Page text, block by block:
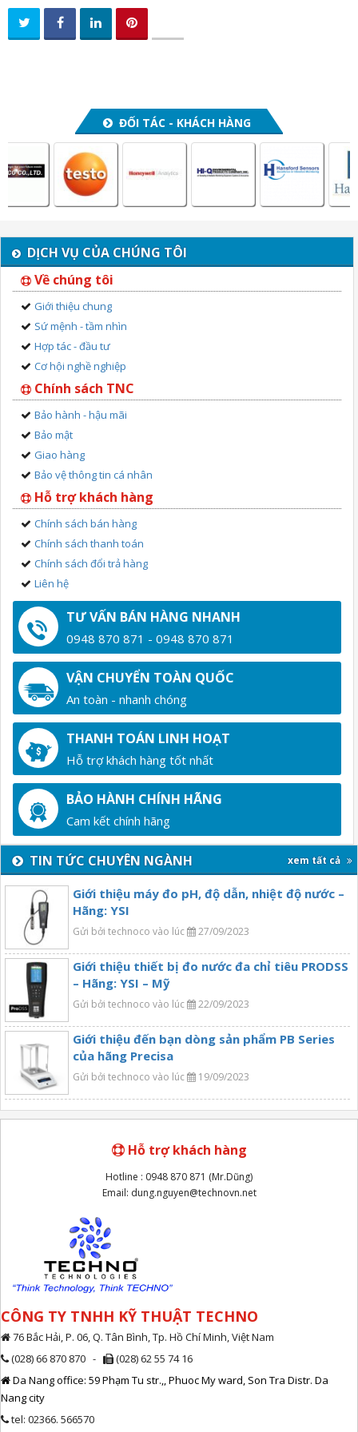
ĐỐI TÁC - KHÁCH HÀNG
DỊCH VỤ CỦA CHÚNG TÔI
Về chúng tôi
Giới thiệu chung
Sứ mệnh - tầm nhìn
Hợp tác - đầu tư
Cơ hội nghề nghiệp
Chính sách TNC
Bảo hành - hậu mãi
Bảo mật
Giao hàng
Bảo vệ thông tin cá nhân
Hỗ trợ khách hàng
Chính sách bán hàng
Chính sách thanh toán
Chính sách đổi trả hàng
Liên hệ
TƯ VẤN BÁN HÀNG NHANH
0948 870 871 - 0948 870 871
VẬN CHUYỂN TOÀN QUỐC
An toàn - nhanh chóng
THANH TOÁN LINH HOẠT
Hỗ trợ khách hàng tốt nhất
BẢO HÀNH CHÍNH HÃNG
Cam kết chính hãng
TIN TỨC CHUYÊN NGÀNH xem tất cả
Giới thiệu máy đo pH, độ dẫn, nhiệt độ nước –
Hãng: YSI
Gửi bởi technoco vào lúc 27/09/2023
Giới thiệu thiết bị đo nước đa chỉ tiêu PRODSS
– Hãng: YSI – Mỹ
Gửi bởi technoco vào lúc 22/09/2023
Giới thiệu đến bạn dòng sản phẩm PB Series
của hãng Precisa
Gửi bởi technoco vào lúc 19/09/2023
Hỗ trợ khách hàng
Hotline : 0948 870 871 (Mr.Dũng)
Email: dung.nguyen@technovn.net
CÔNG TY TNHH KỸ THUẬT TECHNO
76 Bắc Hải, P. 06, Q. Tân Bình, Tp. Hồ Chí Minh, Việt Nam
(028) 66 870 870 -
(028) 62 55 74 16
Da Nang office: 59 Phạm Tu str.,, Phuoc My ward, Son Tra Distr. Da
Nang city
tel: 02366. 566570